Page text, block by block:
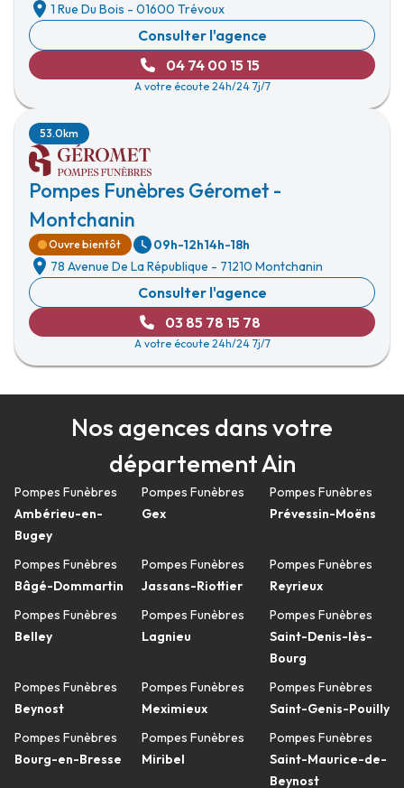
1 Rue Du Bois - 01600 Trévoux
Consulter l'agence
04 74 00 15 15
A votre écoute 24h/24 7j/7
Pompes Funèbres Géromet -
Montchanin
53.0km
Ouvre bientôt 09h-12h14h-18h
78 Avenue De La République - 71210 Montchanin
Consulter l'agence
03 85 78 15 78
A votre écoute 24h/24 7j/7
Nos agences dans votre
département Ain
Pompes Funèbres
Ambérieu-en-
Bugey
Pompes Funèbres
Bâgé-Dommartin
Pompes Funèbres
Belley
Pompes Funèbres
Beynost
Pompes Funèbres
Bourg-en-Bresse
Pompes Funèbres
Gex
Pompes Funèbres
Jassans-Riottier
Pompes Funèbres
Lagnieu
Pompes Funèbres
Meximieux
Pompes Funèbres
Miribel
Pompes Funèbres
Prévessin-Moëns
Pompes Funèbres
Reyrieux
Pompes Funèbres
Saint-Denis-lès-
Bourg
Pompes Funèbres
Saint-Genis-Pouilly
Pompes Funèbres
Saint-Maurice-de-
Beynost